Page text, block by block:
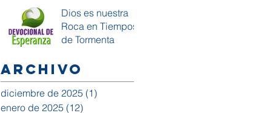
Dios es nuestra
Roca en Tiempos
de Tormenta
Archivo
diciembre de 2025 (1)
enero de 2025 (12)